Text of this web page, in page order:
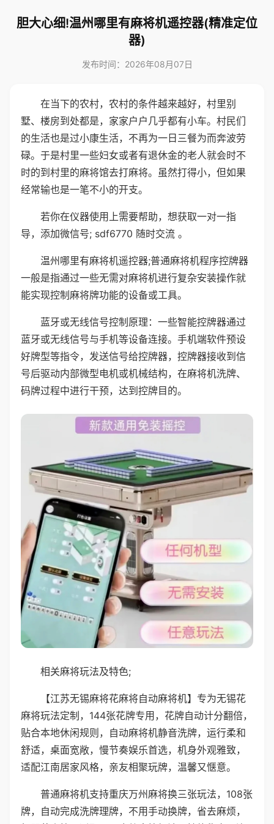
胆大心细!温州哪里有麻将机遥控器(精准定位
器)
发布时间：2026年08月07日
在当下的农村，农村的条件越来越好，村里别
墅、楼房到处都是，家家户户几乎都有小车。村民们
的生活也是过小康生活，不再为一日三餐为而奔波劳
碌。于是村里一些妇女或者有退休金的老人就会时不
时的到村里的麻将馆去打麻将。虽然打得小，但如果
经常输也是一笔不小的开支。
若你在仪器使用上需要帮助，想获取一对一指
导，添加微信号; sdf6770 随时交流 。
温州哪里有麻将机遥控器;普通麻将机程序控牌器
一般是指通过一些无需对麻将机进行复杂安装操作就
能实现控制麻将牌功能的设备或工具。
蓝牙或无线信号控制原理：一些智能控牌器通过
蓝牙或无线信号与手机等设备连接。手机端软件预设
好牌型等指令，发送信号给控牌器，控牌器接收到信
号后驱动内部微型电机或机械结构，在麻将机洗牌、
码牌过程中进行干预，达到控牌目的。
相关麻将玩法及特色;
【江苏无锡麻将花麻将自动麻将机】专为无锡花
麻将玩法定制，144张花牌专用，花牌自动计分翻倍，
贴合本地休闲规则，自动麻将机静音洗牌，运行柔和
舒适，桌面宽敞，慢节奏娱乐首选，机身外观雅致，
适配江南居家风格，亲友相聚玩牌，温馨又惬意。
普通麻将机支持重庆万州麻将换三张玩法，108张
牌，自动完成洗牌理牌，不用手动换牌，省去麻烦，